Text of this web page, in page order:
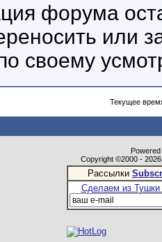
форума
или
своему
Текущее
Copyright ©2000 -
Рассылки
Сделаем из Тушки